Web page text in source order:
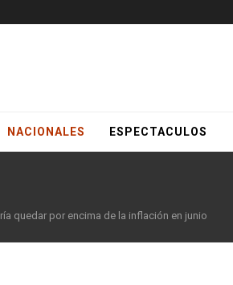
NACIONALES ESPECTACULOS
quedar por encima de la inflación en junio